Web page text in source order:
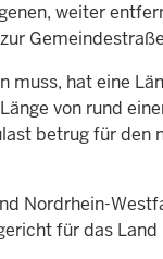
weiter
hat eine
von rund
betrug für den
Nordrhein-
für das